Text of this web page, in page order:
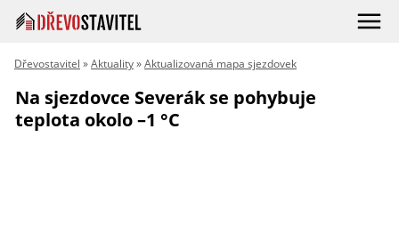
Dřevostavitel »Aktuality»Aktualizovaná mapa sjezdovek
Na sjezdovce Severák se pohybuje
teplota okolo –1 °C